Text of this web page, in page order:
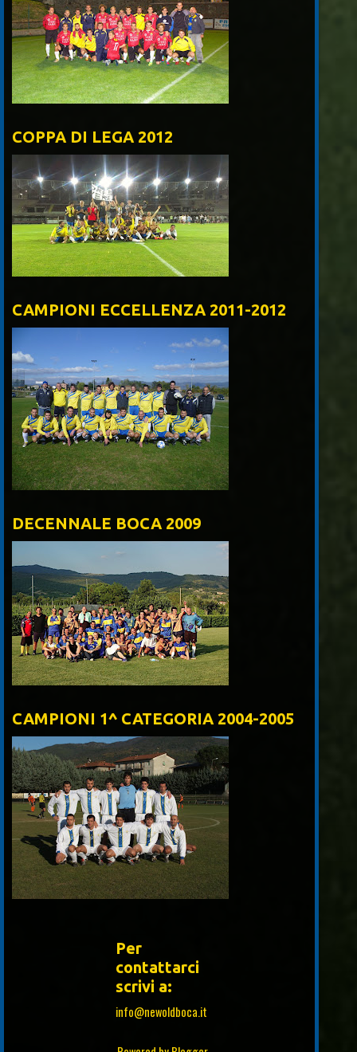
COPPA DI LEGA 2012
CAMPIONI ECCELLENZA 2011-2012
DECENNALE BOCA 2009
CAMPIONI 1^ CATEGORIA 2004-2005
Per
contattarci
scrivi a:
info@newoldboca.it